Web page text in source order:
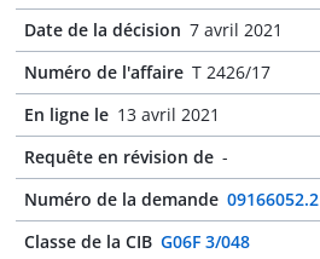
Date de la décision 7 avril 2021
Numéro de l'affaire T 2426/17
En ligne le 13 avril 2021
Requête en révision de -
Numéro de la demande 09166052.2
Classe de la CIB G06F 3/048